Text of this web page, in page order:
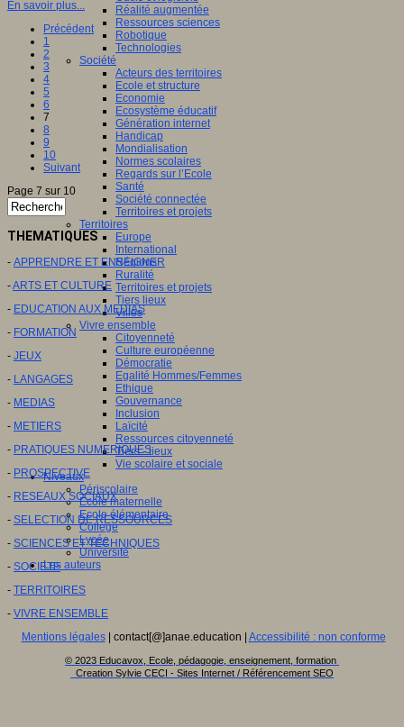
Réalité augmentée
Ressources sciences
Robotique
Technologies
Société
Acteurs des territoires
Ecole et structure
Economie
Ecosystème éducatif
Génération internet
Handicap
Mondialisation
Normes scolaires
Regards sur l’Ecole
Santé
Société connectée
Territoires et projets
Territoires
Europe
International
Régions
Ruralité
Territoires et projets
Tiers lieux
Villes
Vivre ensemble
Citoyenneté
Culture européenne
Démocratie
Egalité Hommes/Femmes
Ethique
Gouvernance
Inclusion
Laïcité
Ressources citoyenneté
Tiers - lieux
Vie scolaire et sociale
Niveaux
Périscolaire
Ecole maternelle
Ecole élémentaire
Collège
Lycée
Université
Les auteurs
En savoir plus...
Précédent
1
2
3
4
5
6
7
8
9
10
Suivant
Page 7 sur 10
THEMATIQUES
- APPRENDRE ET ENSEIGNER
-ARTS ET CULTURE
- EDUCATION AUX MEDIAS
- FORMATION
- JEUX
- LANGAGES
- MEDIAS
- METIERS
- PRATIQUES NUMERIQUES
- PROSPECTIVE
- RESEAUX SOCIAUX
- SELECTION DE RESSOURCES
- SCIENCES ET TECHNIQUES
- SOCIETE
- TERRITOIRES
- VIVRE ENSEMBLE
Mentions légales| contact[@]anae.education | Accessibilité : non conforme
© 2023 Educavox, Ecole, pédagogie, enseignement, formation
Creation Sylvie CECI - Sites Internet / Référencement SEO